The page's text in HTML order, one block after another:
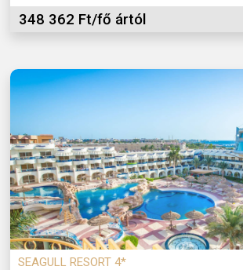
348 362 Ft/fő ártól
SEAGULL RESORT 4*